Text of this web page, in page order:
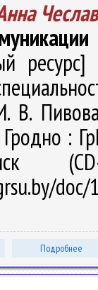
В.
:
Подробнее